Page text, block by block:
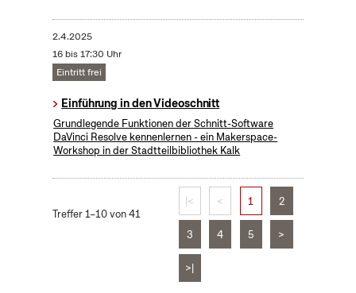
2.4.2025
16 bis 17:30 Uhr
Eintritt frei
Einführung in den Videoschnitt
Grundlegende Funktionen der Schnitt-Software
DaVinci Resolve kennenlernen - ein Makerspace-
Workshop in der Stadtteilbibliothek Kalk
Treffer 1–10 von 41
|< < 1 2
3 4 5 >
>|